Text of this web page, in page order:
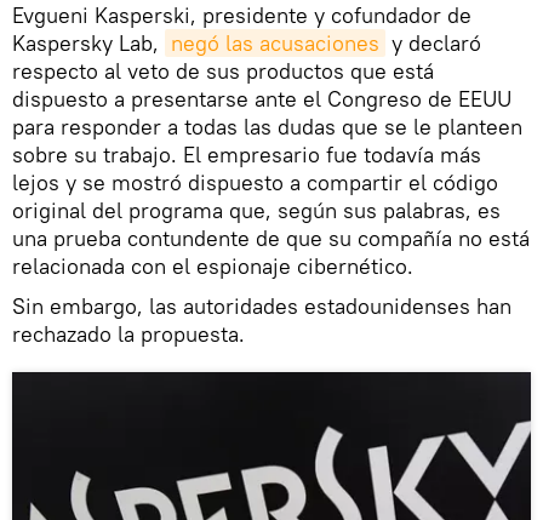
Evgueni Kasperski, presidente y cofundador de
Kaspersky Lab, negó las acusaciones y declaró
respecto al veto de sus productos que está
dispuesto a presentarse ante el Congreso de EEUU
para responder a todas las dudas que se le planteen
sobre su trabajo. El empresario fue todavía más
lejos y se mostró dispuesto a compartir el código
original del programa que, según sus palabras, es
una prueba contundente de que su compañía no está
relacionada con el espionaje cibernético.
Sin embargo, las autoridades estadounidenses han
rechazado la propuesta.